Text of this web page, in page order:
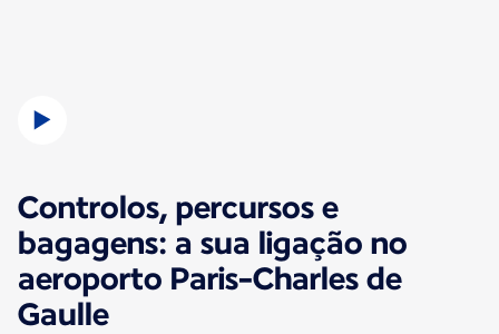
Controlos, percursos e
bagagens: a sua ligação no
aeroporto Paris-Charles de
Gaulle